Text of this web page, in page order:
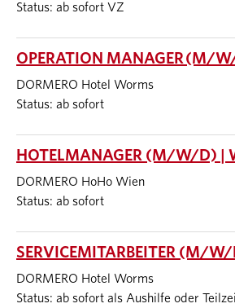
Status: ab sofort VZ
OPERATION MANAGER (M/
DORMERO Hotel Worms
Status: ab sofort
HOTELMANAGER (M/W/D) |
DORMERO HoHo Wien
Status: ab sofort
SERVICEMITARBEITER (M/
DORMERO Hotel Worms
Status: ab sofort als Aushilfe oder